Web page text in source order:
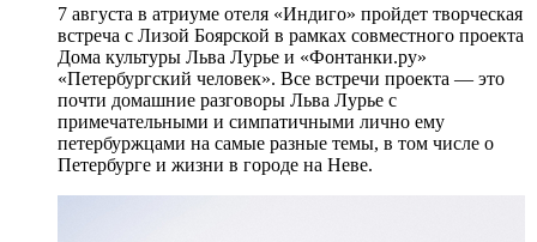
7 августа в атриуме отеля «Индиго» пройдет творческая
встреча с Лизой Боярской в рамках совместного проекта
Дома культуры Льва Лурье и «Фонтанки.ру»
«Петербургский человек». Все встречи проекта — это
почти домашние разговоры Льва Лурье с
примечательными и симпатичными лично ему
петербуржцами на самые разные темы, в том числе о
Петербурге и жизни в городе на Неве.